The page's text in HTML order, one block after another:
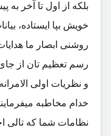
بلکه از اول تا آخر
خویش بپا ایستاده،
روشنی ابصار ما
رسم تعظیم تان از
و نظریات اولی
خدام مخاطبه
نظامات شما که